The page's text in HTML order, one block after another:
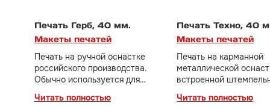
Печать Герб, 40 мм.
Макеты печатей
Читать полностью
Печать на ручной оснастке
российского производства.
Обычно используется для
Дополнительно потребуется
Печать Техно, 40
Макеты печатей
Читать полностью
Печать на карманной
металлической
встроенной
в применении.